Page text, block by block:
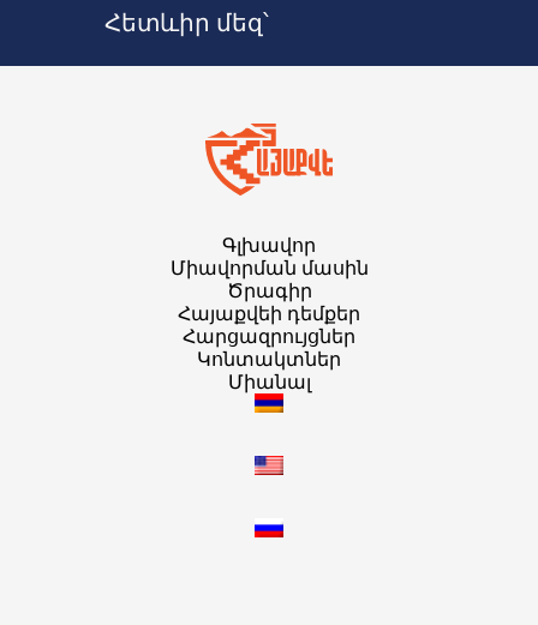
Հետևիր մեզ՝
Գլխավոր
Միավորման մասին
Ծրագիր
Հայաքվեի դեմքեր
Հարցազրույցներ
Կոնտակտներ
Միանալ